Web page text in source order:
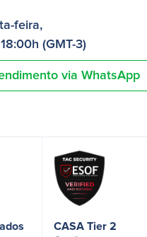
feira,
(GMT-3)
via WhatsApp
CASA Tier 2